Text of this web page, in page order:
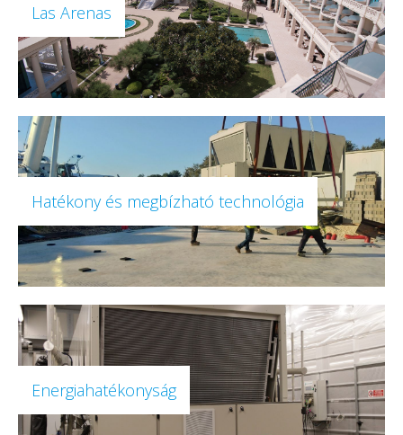
Las Arenas
Hatékony és megbízható technológia
Energiahatékonyság